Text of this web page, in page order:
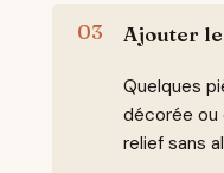
Ajouter
Quelques
décorée ou
relief sans